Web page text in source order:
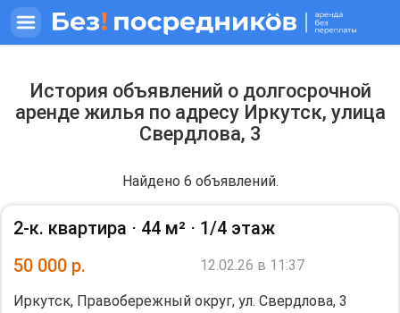
История объявлений о долгосрочной
аренде жилья по адресу Иркутск, улица
Свердлова, 3
Найдено 6 объявлений.
2-к. квартира ⋅ 44 м² ⋅ 1/4 этаж
50 000 р. 12.02.26 в 11:37
Иркутск, Правобережный округ, ул. Свердлова, 3